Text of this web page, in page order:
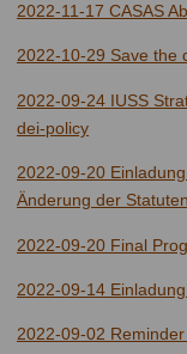
2022-11-17 CASAS
2022-10-29 Save the
2022-09-24 IUSS
dei-policy
2022-09-20
Änderung der Statuten
2022-09-20 Final
2022-09-14
2022-09-02